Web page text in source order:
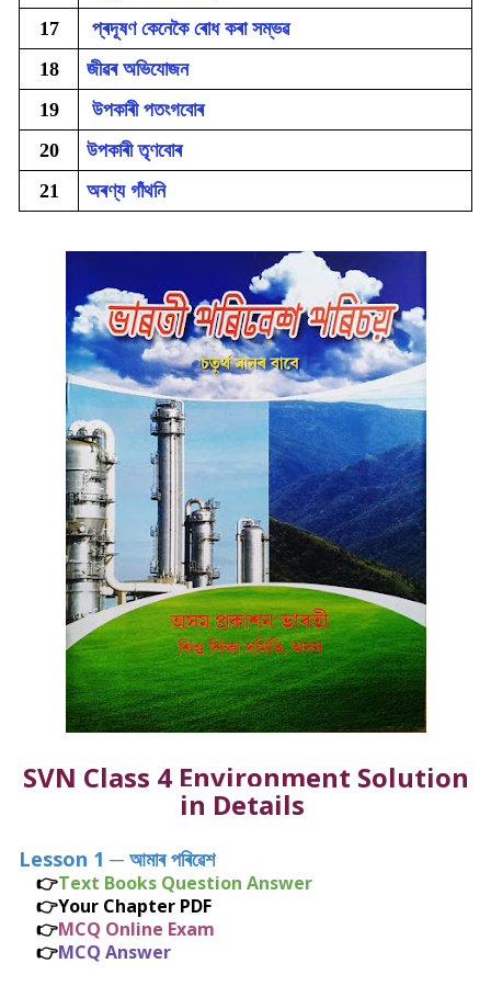
17
প্ৰদূষণ কেনেকৈ ৰোধ কৰা সম্ভৱ
18
জীৱৰ অভিযোজন
19
উপকাৰী পতংগবোৰ
20
উপকাৰী তৃণবোৰ
21
অৰণ্য গাঁথনি
SVN Class 4 Environment Solution
in Details
Lesson 1 ─ আমাৰ পৰিৱেশ
👉Text Books Question Answer
👉Your Chapter PDF
👉MCQ Online Exam
👉MCQ Answer